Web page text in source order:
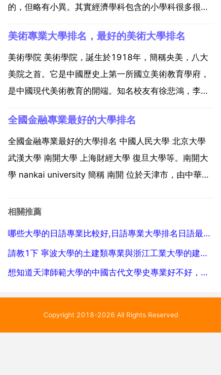
的，但略有小異。其實經濟學科包含的小學科很多很
融在我看來是個很有前景的學科，無論對國家巨集觀發
展還是對個人理財來講，學習金融都很有幫助的。所以
如果你在上大學之...
美術專業大學排名，最好的美術大學排名
美術學院 美術學院，誕生於1918年，簡稱央美，八大
美院之首。它是中國歷史上第一所國立美術教育學府，
是中國現代美術教育的開端。知名校友有徐悲鴻，李苦
學院，簡稱國美，建立於1928年，時稱國立藝術院，
1993年更名為中國美術學院。它是中國第一所綜合性
的...
全國金融專業最好的大學排名
全國金融專業最好的大學排名 中國人民大學 北京大學
武漢大學 南開大學 上海財經大學 復旦大學等。南開大
學 nankai university 簡稱 南開 位於天津市，由中華人
流大學建設高校 a類 國家 211工程 和 985工程 重點建
相關推薦
哪些大學的日語專業比較好,日語專業大學排名日語最好的高校有哪些
請教1下 寧波大學的土建類專業與浙江工業大學的建築學專業拜託
想知道天津師範大學的中國古代文學史專業好不好，如果考研的話，應該看那些參考書呢
Copyright 2018-2026 All Rights Reserved